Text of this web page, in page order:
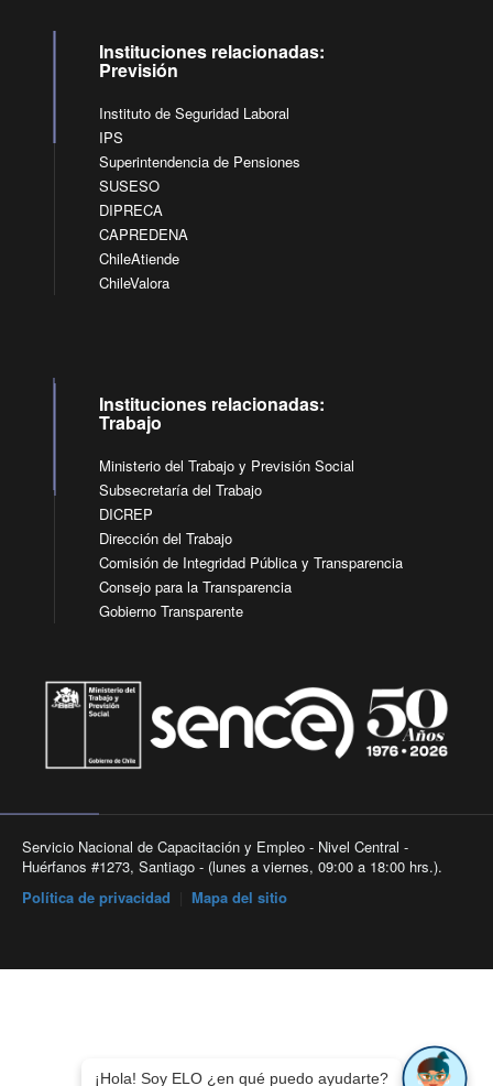
Instituciones relacionadas:
Previsión
Instituto de Seguridad Laboral
IPS
Superintendencia de Pensiones
SUSESO
DIPRECA
CAPREDENA
ChileAtiende
ChileValora
Instituciones relacionadas:
Trabajo
Ministerio del Trabajo y Previsión Social
Subsecretaría del Trabajo
DICREP
Dirección del Trabajo
Comisión de Integridad Pública y Transparencia
Consejo para la Transparencia
Gobierno Transparente
Servicio Nacional de Capacitación y Empleo - Nivel Central -
Huérfanos #1273, Santiago - (lunes a viernes, 09:00 a 18:00 hrs.).
Política de privacidad
Mapa del sitio
¡Hola! Soy ELO ¿en qué puedo ayudarte?